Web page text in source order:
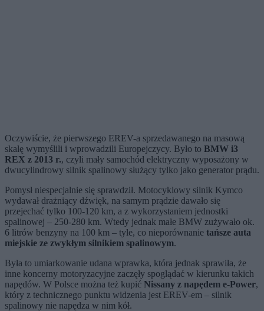
Oczywiście, że pierwszego EREV-a sprzedawanego na masową
skalę wymyślili i wprowadzili Europejczycy. Było to BMW i3
REX z 2013 r., czyli mały samochód elektryczny wyposażony w
dwucylindrowy silnik spalinowy służący tylko jako generator prądu.
Pomysł niespecjalnie się sprawdził. Motocyklowy silnik Kymco
wydawał drażniący dźwięk, na samym prądzie dawało się
przejechać tylko 100-120 km, a z wykorzystaniem jednostki
spalinowej – 250-280 km. Wtedy jednak małe BMW zużywało ok.
6 litrów benzyny na 100 km – tyle, co nieporównanie tańsze auta
miejskie ze zwykłym silnikiem spalinowym.
Była to umiarkowanie udana wprawka, która jednak sprawiła, że
inne koncerny motoryzacyjne zaczęły spoglądać w kierunku takich
napędów. W Polsce można też kupić Nissany z napędem e-Power,
który z technicznego punktu widzenia jest EREV-em – silnik
spalinowy nie napędza w nim kół.